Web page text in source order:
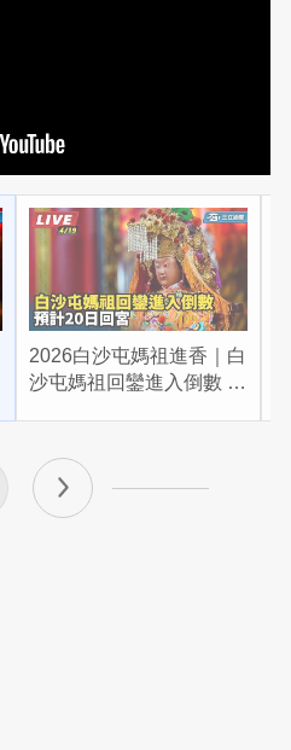
2026白沙屯媽祖進香｜白
沙屯媽祖回鑾進入倒數 預